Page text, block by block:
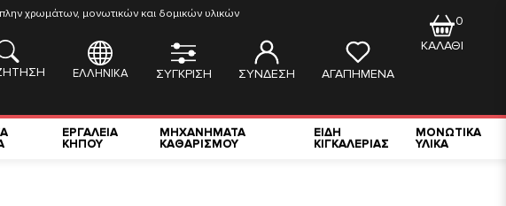
χρωμάτων, μονωτικών και δομικών υλικών
ΕΛΛΗΝΙΚΑ ΣΥΓΚΡΙΣΗ ΣΥΝΔΕΣΗ ΑΓΑΠΗΜΕΝΑ
ΚΑΛΑΘΙ
0
ΕΡΓΑΛΕΙΑ
ΚΗΠΟΥ
ΜΗΧΑΝΗΜΑΤΑ
ΚΑΘΑΡΙΣΜΟΥ
ΕΙΔΗ
ΚΙΓΚΑΛΕΡΙΑΣ
ΜΟΝΩΤΙΚΑ
ΥΛΙΚΑ